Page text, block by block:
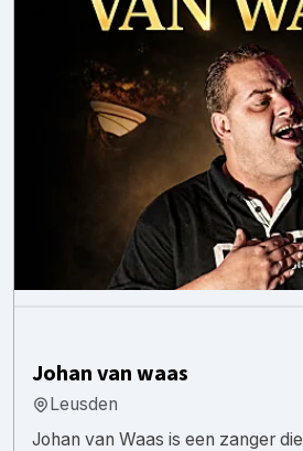
Johan van waas
Leusden
Johan van Waas is een zanger